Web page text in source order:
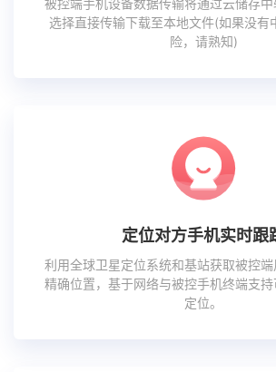
被控端手机设备数据传输将通过云储存中
选择直接传输下载至本地文件(如果没有
险，请熟知)
定位对方手机实时跟
利用全球卫星定位系统和基站获取被控
精确位置，基于网络与被控手机终端支
定位。